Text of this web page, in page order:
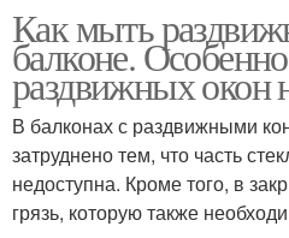
Как мыть
балконе.
раздвижных окон
В балконах с раздвижными
затруднено тем, что часть
недоступна. Кроме того, в
грязь, которую также